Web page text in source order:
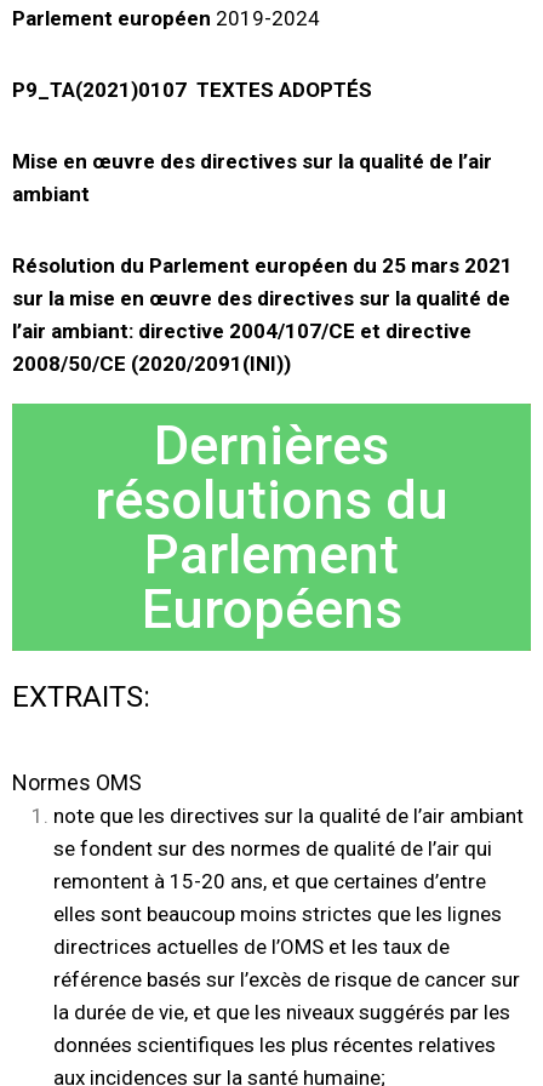
Parlement européen 2019-2024
P9_TA(2021)0107 TEXTES ADOPTÉS
Mise en œuvre des directives sur la qualité de l’air
ambiant
Résolution du Parlement européen du 25 mars 2021
sur la mise en œuvre des directives sur la qualité de
l’air ambiant: directive 2004/107/CE et directive
2008/50/CE (2020/2091(INI))
Dernières
résolutions du
Parlement
Européens
EXTRAITS:
Normes OMS
note que les directives sur la qualité de l’air ambiant
se fondent sur des normes de qualité de l’air qui
remontent à 15-20 ans, et que certaines d’entre
elles sont beaucoup moins strictes que les lignes
directrices actuelles de l’OMS et les taux de
référence basés sur l’excès de risque de cancer sur
la durée de vie, et que les niveaux suggérés par les
données scientifiques les plus récentes relatives
aux incidences sur la santé humaine;